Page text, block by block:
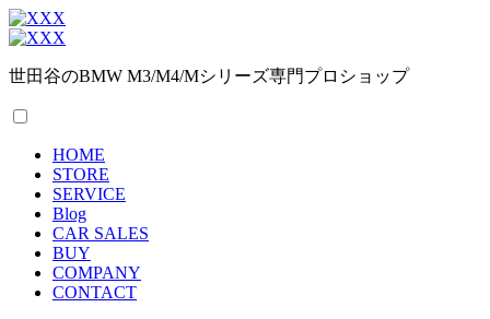
世田谷のBMW M3/M4/Mシリーズ専門プロショップ
HOME
STORE
SERVICE
Blog
CAR SALES
BUY
COMPANY
CONTACT